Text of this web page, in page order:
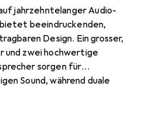
jahrzehntelanger Audio-
beeindruckenden,
Design. Ein grosser,
und zwei hochwertige
sorgen für
Sound, während duale